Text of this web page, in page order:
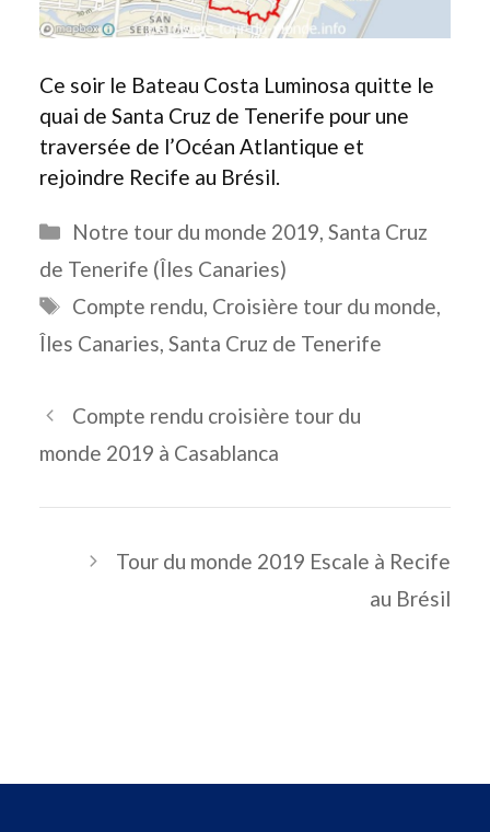
Ce soir le Bateau Costa Luminosa quitte le
quai de Santa Cruz de Tenerife pour une
traversée de l’Océan Atlantique et
rejoindre Recife au Brésil.
Catégories
Notre tour du monde 2019,Santa Cruz
de Tenerife (Îles Canaries)
Étiquettes
Compte rendu, Croisière tour du monde,
Îles Canaries, Santa Cruz de Tenerife
Compte rendu croisière tour du
monde 2019 à Casablanca
Tour du monde 2019 Escale à Recife
au Brésil